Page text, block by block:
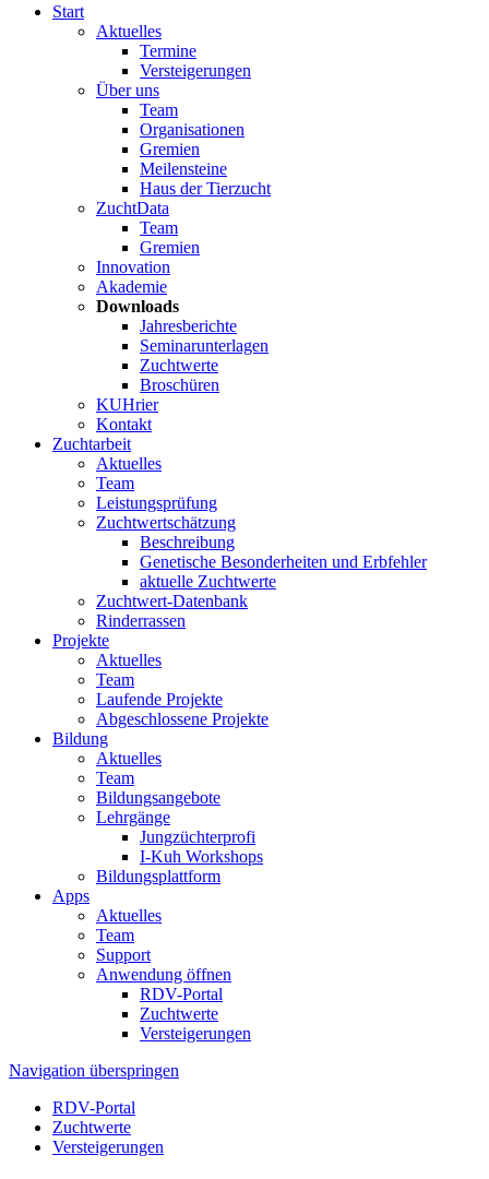
Start
Aktuelles
Termine
Versteigerungen
Über uns
Team
Organisationen
Gremien
Meilensteine
Haus der Tierzucht
ZuchtData
Team
Gremien
Innovation
Akademie
Downloads
Jahresberichte
Seminarunterlagen
Zuchtwerte
Broschüren
KUHrier
Kontakt
Zuchtarbeit
Aktuelles
Team
Leistungsprüfung
Zuchtwertschätzung
Beschreibung
Genetische Besonderheiten und Erbfehler
aktuelle Zuchtwerte
Zuchtwert-Datenbank
Rinderrassen
Projekte
Aktuelles
Team
Laufende Projekte
Abgeschlossene Projekte
Bildung
Aktuelles
Team
Bildungsangebote
Lehrgänge
Jungzüchterprofi
I-Kuh Workshops
Bildungsplattform
Apps
Aktuelles
Team
Support
Anwendung öffnen
RDV-Portal
Zuchtwerte
Versteigerungen
Navigation überspringen
RDV-Portal
Zuchtwerte
Versteigerungen